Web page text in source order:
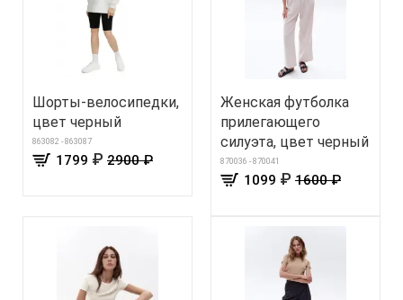
Шорты-велосипедки,
цвет черный
863082 - 863087
1799 ₽ 2900 ₽
Женская футболка
прилегающего
силуэта, цвет черный
870036 - 870041
1099 ₽ 1600 ₽